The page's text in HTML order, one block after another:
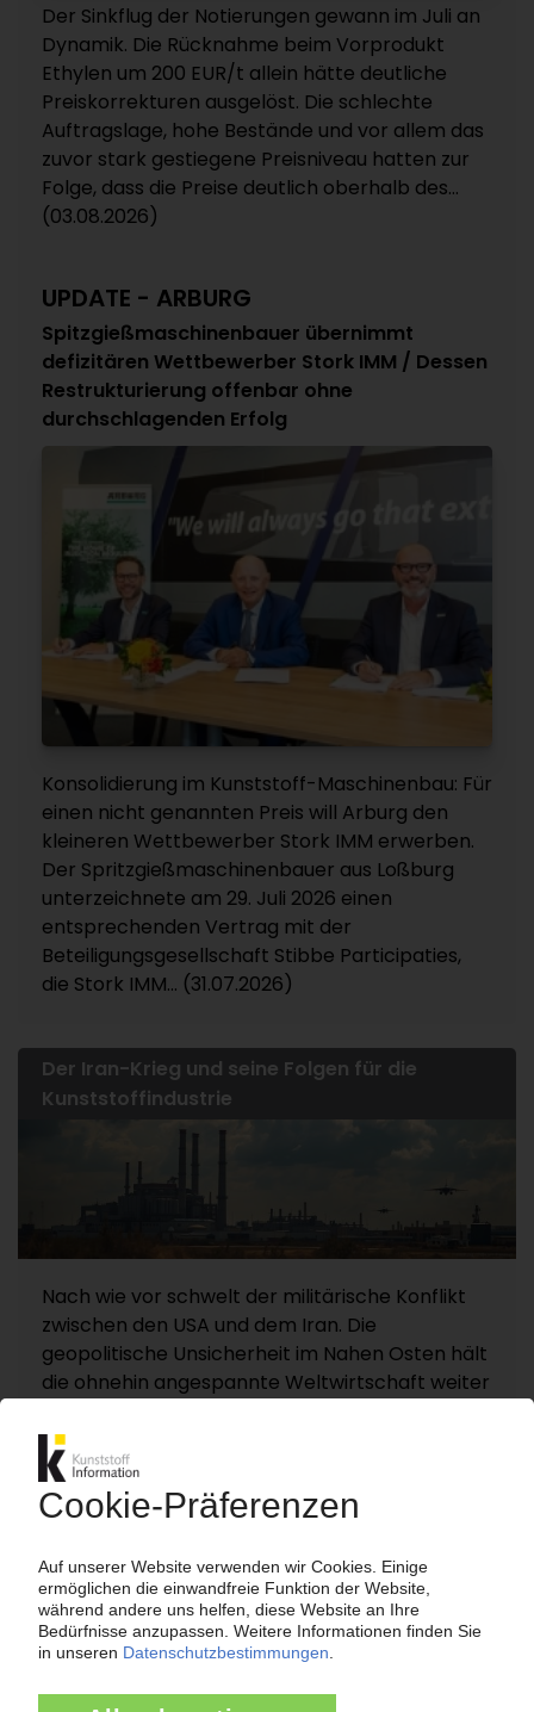
Der Sinkflug der Notierungen gewann im Juli an
Dynamik. Die Rücknahme beim Vorprodukt
Ethylen um 200 EUR/t allein hätte deutliche
Preiskorrekturen ausgelöst. Die schlechte
Auftragslage, hohe Bestände und vor allem das
zuvor stark gestiegene Preisniveau hatten zur
Folge, dass die Preise deutlich oberhalb des...
(03.08.2026)
UPDATE - ARBURG
Spitzgießmaschinenbauer übernimmt
defizitären Wettbewerber Stork IMM / Dessen
Restrukturierung offenbar ohne
durchschlagenden Erfolg
Konsolidierung im Kunststoff-Maschinenbau: Für
einen nicht genannten Preis will Arburg den
kleineren Wettbewerber Stork IMM erwerben.
Der Spritzgießmaschinenbauer aus Loßburg
unterzeichnete am 29. Juli 2026 einen
entsprechenden Vertrag mit der
Beteiligungsgesellschaft Stibbe Participaties,
die Stork IMM... (31.07.2026)
Der Iran-Krieg und seine Folgen für die
Kunststoffindustrie
Nach wie vor schwelt der militärische Konflikt
zwischen den USA und dem Iran. Die
geopolitische Unsicherheit im Nahen Osten hält
die ohnehin angespannte Weltwirtschaft weiter
Rohstoffverfügbarkeit und Logistikströme
reagieren empfindlich auf jede neue Turbulenz.
KI – Kunststoff Information dokumentiert und
analysiert die für die Polymermärkte
entscheidenden Entwicklungen rund um die
Straße von Hormus auf einer eigenen
Themenseite „Nahost-Konflikt“.
Zur Themenseite...